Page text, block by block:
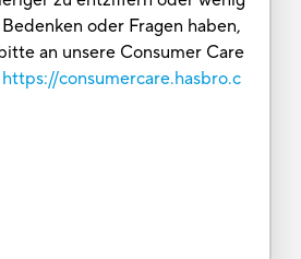
oder Fragen haben,
an unsere Consumer Care
https://consumercare.hasbro.c